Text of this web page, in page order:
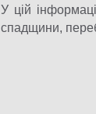
У цій
спадщини,